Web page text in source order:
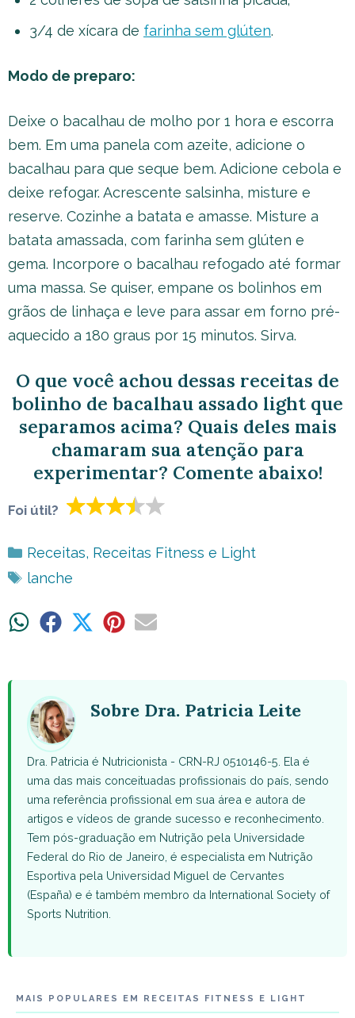
3/4 de xícara de farinha sem glúten.
Modo de preparo:
Deixe o bacalhau de molho por 1 hora e escorra
bem. Em uma panela com azeite, adicione o
bacalhau para que seque bem. Adicione cebola e
deixe refogar. Acrescente salsinha, misture e
reserve. Cozinhe a batata e amasse. Misture a
batata amassada, com farinha sem glúten e
gema. Incorpore o bacalhau refogado até formar
uma massa. Se quiser, empane os bolinhos em
grãos de linhaça e leve para assar em forno pré-
aquecido a 180 graus por 15 minutos. Sirva.
O que você achou dessas receitas de
bolinho de bacalhau assado light que
separamos acima? Quais deles mais
chamaram sua atenção para
experimentar? Comente abaixo!
Foi útil?
Categorias
Receitas, Receitas Fitness e Light
Tags
lanche
ShareShare ShareShareShare
Sobre Dra. Patricia Leite
Dra. Patricia é Nutricionista - CRN-RJ 0510146-5. Ela é
uma das mais conceituadas profissionais do país, sendo
uma referência profissional em sua área e autora de
artigos e vídeos de grande sucesso e reconhecimento.
Tem pós-graduação em Nutrição pela Universidade
Federal do Rio de Janeiro, é especialista em Nutrição
Esportiva pela Universidad Miguel de Cervantes
(España) e é também membro da International Society of
Sports Nutrition.
MAIS POPULARES EM RECEITAS FITNESS E LIGHT